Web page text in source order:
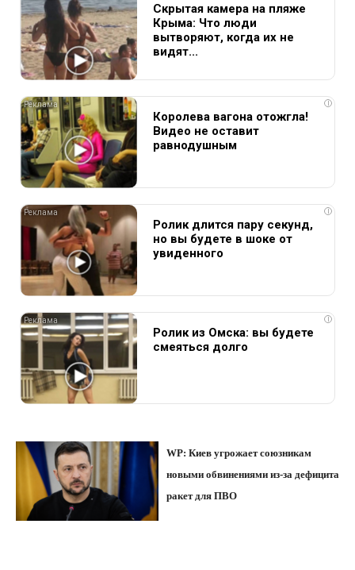
Скрытая камера на пляже
Крыма: Что люди
вытворяют, когда их не
видят...
i
Королева вагона отожгла!
Видео не оставит
равнодушным
i
Ролик длится пару секунд,
но вы будете в шоке от
увиденного
i
Ролик из Омска: вы будете
смеяться долго
WP: Киев угрожает союзникам
новыми обвинениями из-за дефицита
ракет для ПВО